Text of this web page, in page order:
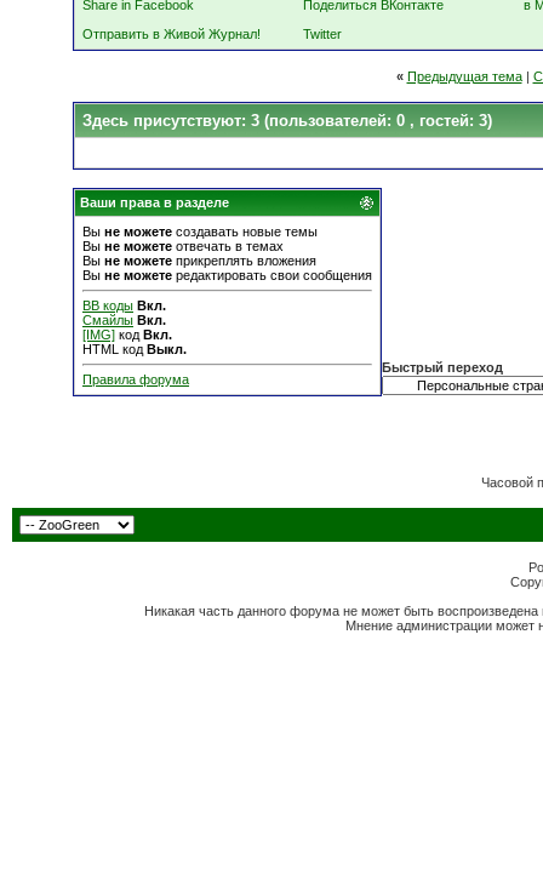
Share in Facebook
Поделиться ВКонтакте
в
Отправить в Живой Журнал!
Twitter
« Предыдущая тема|
Здесь присутствуют: 3 (пользователей: 0 , гостей: 3)
Ваши права в разделе
Вы не можете создавать новые темы
Вы не можете отвечать в темах
Вы не можете прикреплять вложения
Вы не можете редактировать свои сообщения
BB коды Вкл.
Смайлы Вкл.
[IMG] код Вкл.
HTML код Выкл.
Правила форума
Быстрый переход
Часовой
Никакая часть данного форума не может быть
Мнение администрации может